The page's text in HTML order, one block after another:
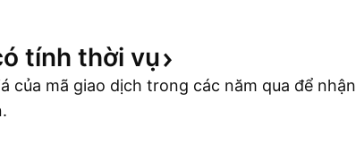
tính thời vụ
của mã giao dịch trong các năm qua để nhận